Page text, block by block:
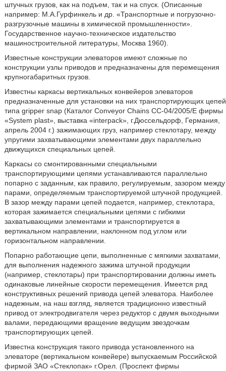
штучных грузов, как на подъем, так и на спуск. (Описанные
например: М.А.Гурфинкель и др. «Транспортные и погрузочно-
разгрузочные машины в химической промышленности».
Государственное научно-техническое издательство
машиностроительной литературы, Москва 1960).
Известные конструкции элеваторов имеют сложные по
конструкции узлы приводов и предназначены для перемещения
крупногабаритных грузов.
Известны каркасы вертикальных конвейеров элеваторов
предназначенные для установки на них транспортирующих цепей
типа gripper snap (Каталог Conveyor Chains СС-04/2005/Е фирмы
«System plast», выставка «interpack», г.Дюссельдорф, Германия,
апрель 2004 г.) зажимающих груз, например стеклотару, между
упругими захватывающими элементами двух параллельно
движущихся специальных цепей.
Каркасы со смонтированными специальными
транспортирующими цепями устанавливаются параллельно
попарно с заданным, как правило, регулируемым, зазором между
парами, определяемым транспортируемой штучной продукцией.
В зазор между парами цепей подается, например, стеклотара,
которая зажимается специальными цепями с гибкими
захватывающими элементами и транспортируется в
вертикальном направлении, наклонном под углом или
горизонтальном направлении.
Попарно работающие цепи, выполненные с мягкими захватами,
для выполнения надежного зажима штучной продукции
(например, стеклотары) при транспортировании должны иметь
одинаковые линейные скорости перемещения. Имеется ряд
конструктивных решений привода цепей элеватора. Наиболее
надежным, на наш взгляд, является традиционно известный
привод от электродвигателя через редуктор с двумя выходными
валами, передающими вращение ведущим звездочкам
транспортирующих цепей.
Известна конструкция такого привода установленного на
элеваторе (вертикальном конвейере) выпускаемым Российской
фирмой ЗАО «Стеклопак» г.Орел. (Проспект фирмы